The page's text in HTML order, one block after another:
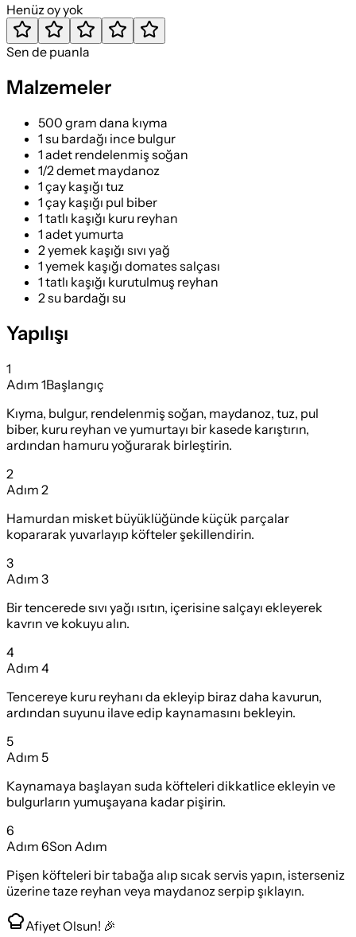
Henüz oy yok
Sen de puanla
Malzemeler
500 gram dana kıyma
1 su bardağı ince bulgur
1 adet rendelenmiş soğan
1/2 demet maydanoz
1 çay kaşığı tuz
1 çay kaşığı pul biber
1 tatlı kaşığı kuru reyhan
1 adet yumurta
2 yemek kaşığı sıvı yağ
1 yemek kaşığı domates salçası
1 tatlı kaşığı kurutulmuş reyhan
2 su bardağı su
Yapılışı
1
Adım 1Başlangıç
Kıyma, bulgur, rendelenmiş soğan, maydanoz, tuz, pul
biber, kuru reyhan ve yumurtayı bir kasede karıştırın,
ardından hamuru yoğurarak birleştirin.
2
Adım 2
Hamurdan misket büyüklüğünde küçük parçalar
kopararak yuvarlayıp köfteler şekillendirin.
3
Adım 3
Bir tencerede sıvı yağı ısıtın, içerisine salçayı ekleyerek
kavrın ve kokuyu alın.
4
Adım 4
Tencereye kuru reyhanı da ekleyip biraz daha kavurun,
ardından suyunu ilave edip kaynamasını bekleyin.
5
Adım 5
Kaynamaya başlayan suda köfteleri dikkatlice ekleyin ve
bulgurların yumuşayana kadar pişirin.
6
Adım 6Son Adım
Pişen köfteleri bir tabağa alıp sıcak servis yapın, isterseniz
üzerine taze reyhan veya maydanoz serpip şıklayın.
Afiyet Olsun! 🎉